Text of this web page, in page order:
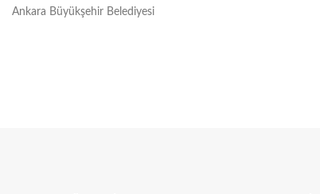
Ankara Büyükşehir Belediyesi